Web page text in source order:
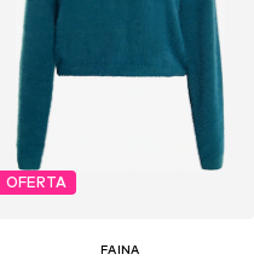
OFERTA
FAINA